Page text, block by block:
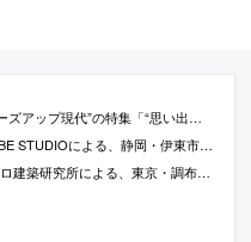
いですか？問われるニッポンの建築文化」が放送（日時：2023年5月10日19時30分～）
の“ミニマム”な要望に対し、“オフィス然”としながらも“居心地が良く時間の変化を感じる”場を志向。ガラス間仕切で一体空間を緩やかに分節して外部環境も映し込む
築“吊脚楼”に手掛かりを得て、室内と“張り出す床版”が連続して“環境と呼応した広がり”を獲得する建築を考案。半屋外空間は既存の文脈と接続して街との関係も作る